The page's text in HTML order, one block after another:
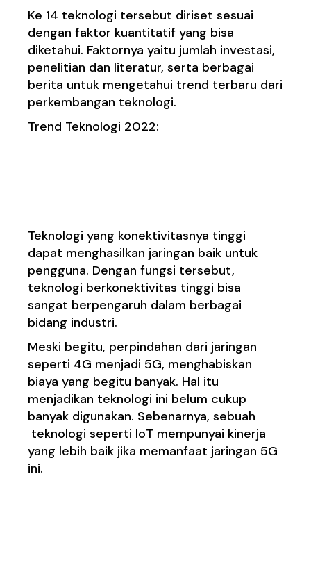
Ke 14 teknologi tersebut diriset sesuai
dengan faktor kuantitatif yang bisa
diketahui. Faktornya yaitu jumlah investasi,
penelitian dan literatur, serta berbagai
berita untuk mengetahui trend terbaru dari
perkembangan teknologi.
Trend Teknologi 2022:
Teknologi yang konektivitasnya tinggi
dapat menghasilkan jaringan baik untuk
pengguna. Dengan fungsi tersebut,
teknologi berkonektivitas tinggi bisa
sangat berpengaruh dalam berbagai
bidang industri.
Meski begitu, perpindahan dari jaringan
seperti 4G menjadi 5G, menghabiskan
biaya yang begitu banyak. Hal itu
menjadikan teknologi ini belum cukup
banyak digunakan. Sebenarnya, sebuah
teknologi seperti IoT mempunyai kinerja
yang lebih baik jika memanfaat jaringan 5G
ini.